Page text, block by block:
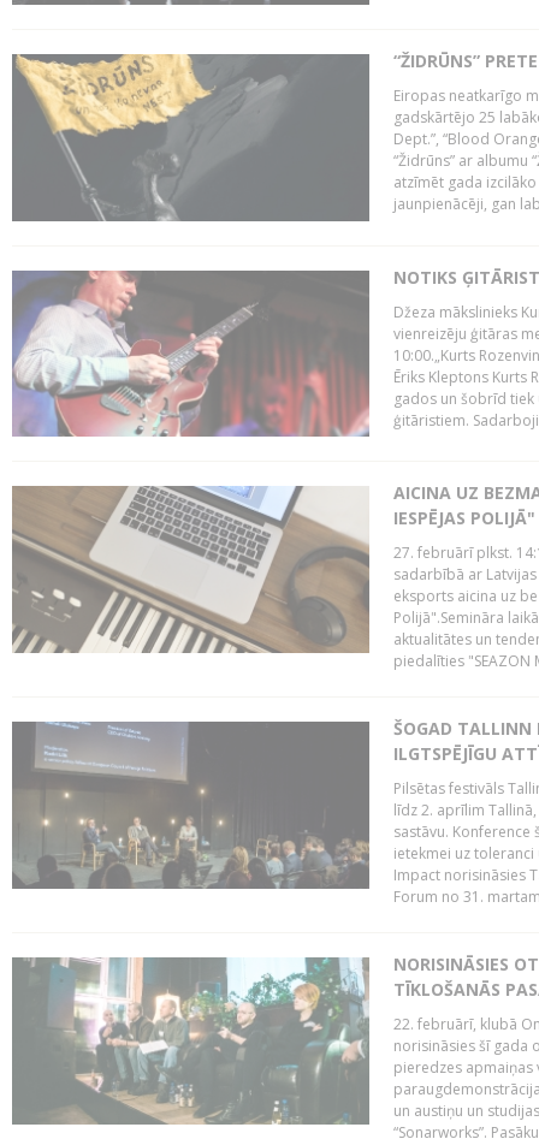
“ŽIDRŪNS”
Eiropas neatkarīgo
gadskārtējo 25
Dept.”, “Blood
“Židrūns” ar albumu
atzīmēt gada
jaunpienācēji, gan
NOTIKS
Džeza mākslinieks
vienreizēju ģitāras
10:00.„Kurts
Ēriks Kleptons Kurts
gados un šobrīd
ģitāristiem.
AICINA UZ
IESPĒJAS POLIJĀ"
27. februārī plkst.
sadarbībā ar
eksports aicina uz
Polijā".Semināra
aktualitātes un
piedalīties "SEAZON
ŠOGAD TALLINN
ILGTSPĒJĪGU
Pilsētas festivāls
līdz 2. aprīlim
sastāvu.
ietekmei uz
Impact norisināsies
Forum no 31.
NORISINĀSIES
TĪKLOŠANĀS
22. februārī, klubā
norisināsies šī gada
pieredzes apmaiņas
un austiņu un
“Sonarworks”.